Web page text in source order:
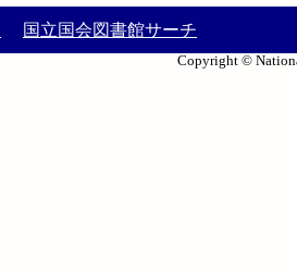
国立国会図書館サーチ
Copyright ©